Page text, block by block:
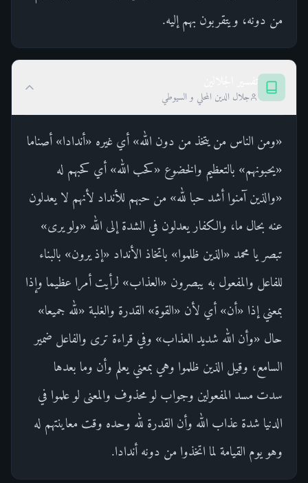
من دونه، ويتقربون بهم إليه.
جلال الدين المحلي و السيوطي
«ومن الناس من يتخذ من دون الله» أي غيره «أندادا» أصناما
«يحبونهم» بالتعظيم والخضوع «كحب الله» أي كحبهم له
«والذين آمنوا أشد حبا لله» من حبهم للأنداد لأنهم لا يعدلون
عنه بحال ما، والكفار يعدلون في الشدة إلى الله «ولو يرى»
تبصر يا محمد «الذين ظلموا» باتخاذ الأنداد «إذ يرون» بالبناء
للفاعل والمفعول به يبصرون «العذاب» لرأيت أمرا عظيما وإذا
بمعني إذا «أن» أي لأن «القوة» القدرة والغلبة «لله جميعا»
حال «وأن الله شديد العذاب» وفي قراءة ترى والفاعل ضمير
السامع، وقيل الذين ظلموا وهي بمعني يعلم وأن وما بعدها
سدت مسد المفعولين وجواب لو محذوف والمعنى لو علموا في
الدنيا شدة عذاب الله وأن القدرة لله وحده وقت معاينتهم له
وهو يوم القيامة لما اتخذوا من دونه أندادا.